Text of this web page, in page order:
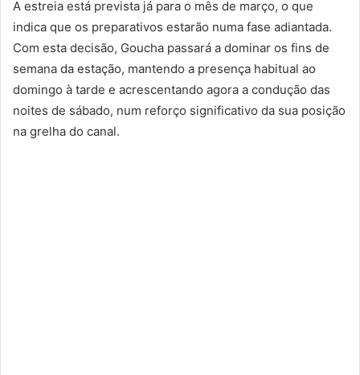
A estreia está prevista já para o mês de março, o que
indica que os preparativos estarão numa fase adiantada.
Com esta decisão, Goucha passará a dominar os fins de
semana da estação, mantendo a presença habitual ao
domingo à tarde e acrescentando agora a condução das
noites de sábado, num reforço significativo da sua posição
na grelha do canal.